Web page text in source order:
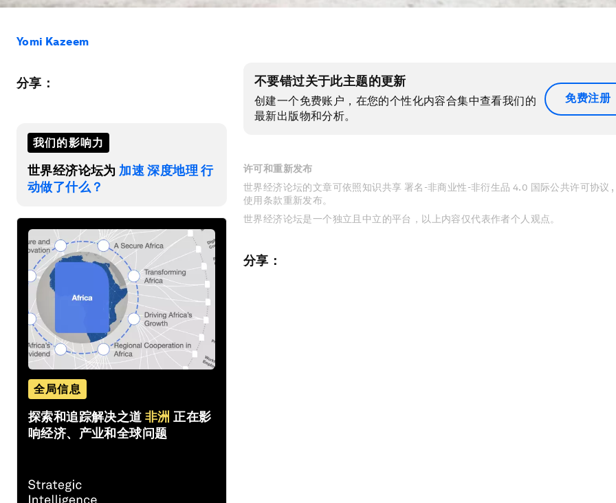
Yomi Kazeem
分享：
我们的影响力
世界经济论坛为 加速 深度地理 行
动做了什么？
全局信息
探索和追踪解决之道 非洲 正在影
响经济、产业和全球问题
不要错过关于此主题的更新
创建一个免费账户，在您的个性化内容合集中查看我们的
最新出版物和分析。
免费注册
许可和重新发布
世界经济论坛的文章可依照知识共享 署名-非商业性-非衍生品 4.0 国际公共许可协议
使用条款重新发布。
世界经济论坛是一个独立且中立的平台，以上内容仅代表作者个人观点。
分享：